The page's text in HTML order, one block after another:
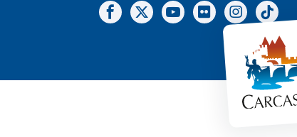
Notre Facebook
Notre X - (twitter)
Notre chaineNotre Gallerie
Notre